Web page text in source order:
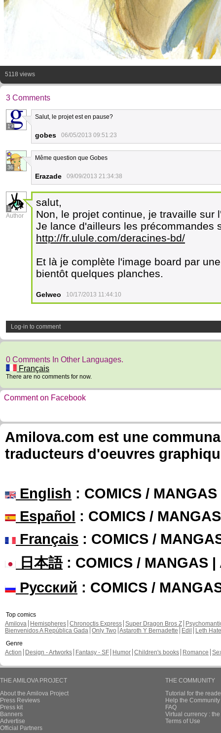
5118 views
3 Comments
19
Salut, le projet est en pause?
gobes 06/05/2013 09:51:23
36
Même question que Gobes
Erazade 09/09/2013 21:34:38
1
Author
salut,
Non, le projet continue, je travaille sur
Je lance d'ailleurs les précommandes
http://fr.ulule.com/deracines-bd/
Et là je complète l'image board par
bientôt quelques planches.
Gelweo 10/17/2013 11:44:10
Log-in to comment
0 Comments In Other Languages.
Français
There are no comments for now.
Comment on Facebook
Amilova.com est une
traducteurs d'oeuvres
English : COMICS /
Español : COMICS /
Français : COMICS /
日本語: COMICS / MANGAS |
Русский : COMICS /
Top comics
Amilova
Hemispheres Chronoctis Express Super Dragon Bros Z
Bienvenidos A República Gada Only Two Astaroth Y Bernadette Edil
Leth Hate
Genre
Action
Design - Artworks Fantasy - SF Humor Children's books Romance
THE AMILOVA PROJECT
About the Amilova Project
Press Reviews
Press kit
Banners
Advertise
Official Partners
THE COMMUNITY
Tutorial for the
Help the
FAQ
Virtual currency :
Terms of Use